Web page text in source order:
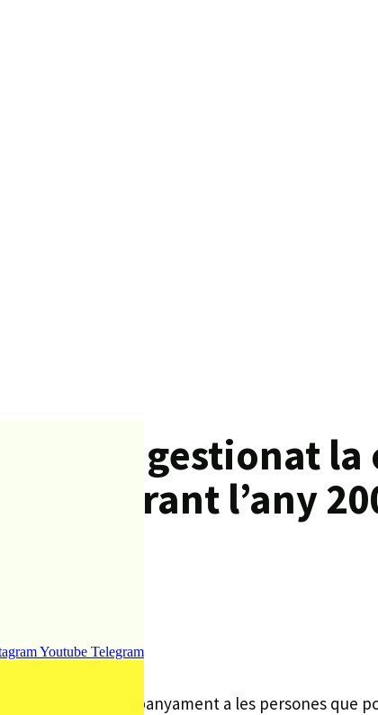
Youtube Telegram
han gestionat
durant l’any
i acompanyament a les persones que